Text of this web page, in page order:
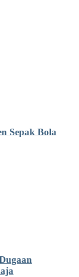
Sepak Bola